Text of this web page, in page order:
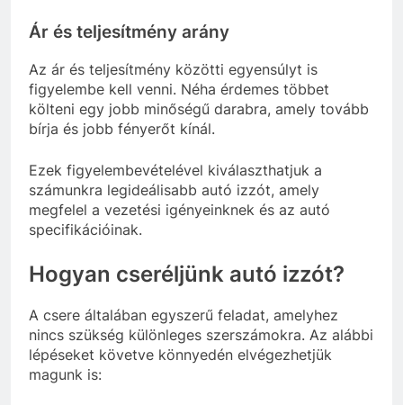
Ár és teljesítmény arány
Az ár és teljesítmény közötti egyensúlyt is
figyelembe kell venni. Néha érdemes többet
költeni egy jobb minőségű darabra, amely tovább
bírja és jobb fényerőt kínál.
Ezek figyelembevételével kiválaszthatjuk a
számunkra legideálisabb autó izzót, amely
megfelel a vezetési igényeinknek és az autó
specifikációinak.
Hogyan cseréljünk autó izzót?
A csere általában egyszerű feladat, amelyhez
nincs szükség különleges szerszámokra. Az alábbi
lépéseket követve könnyedén elvégezhetjük
magunk is: